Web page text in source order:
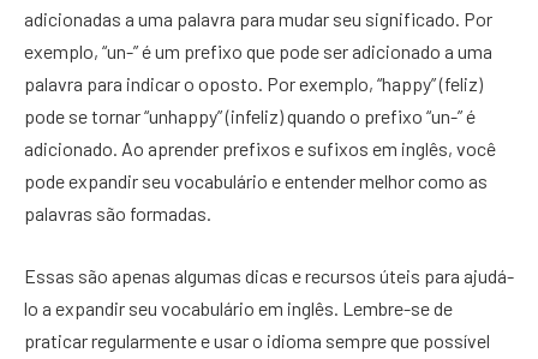
adicionadas a uma palavra para mudar seu significado. Por
exemplo, “un-” é um prefixo que pode ser adicionado a uma
palavra para indicar o oposto. Por exemplo, “happy” (feliz)
pode se tornar “unhappy” (infeliz) quando o prefixo “un-” é
adicionado. Ao aprender prefixos e sufixos em inglês, você
pode expandir seu vocabulário e entender melhor como as
palavras são formadas.
Essas são apenas algumas dicas e recursos úteis para ajudá-
lo a expandir seu vocabulário em inglês. Lembre-se de
praticar regularmente e usar o idioma sempre que possível